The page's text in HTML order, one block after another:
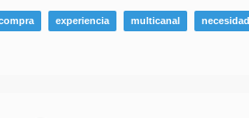
experiencia multicanal